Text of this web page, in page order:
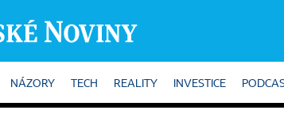
NÁZORY TECH REALITY INVESTICE